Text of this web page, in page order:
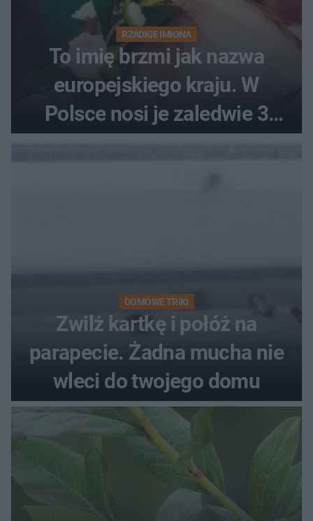
RZADKIE IMIONA
To imię brzmi jak nazwa
europejskiego kraju. W
Polsce nosi je zaledwie 3
DOMOWE TRIKI
Zwilż kartkę i połóż na
parapecie. Żadna mucha nie
wleci do twojego domu